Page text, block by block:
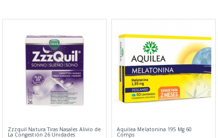
Zzzquil Natura Tiras Nasales Alivio de
La Congestión 26 Unidades
Aquilea Melatonina 195 Mg 60
Comps